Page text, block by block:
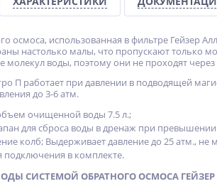
осмоса, использованная в фильтре Гейзер
настолько малы, что пропускают только
молекул воды, поэтому они не проходят
П работает при давлении в подводящей
до 3-6 атм.
очищенной воды 7.5 л.;
для сброса воды в дренаж при
колб; Выдерживает давление до 25 атм.,
подключения в комплекте.
СИСТЕМОЙ ОБРАТНОГО ОСМОСА ГЕЙЗЕР